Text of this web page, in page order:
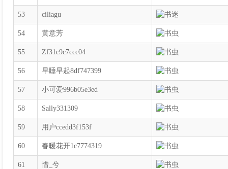
53 ciliagu
54 黄意芳
55 Zf31c9c7ccc04
56 早睡早起8df747399
57 小可爱996b05e3ed
58 Sally331309
59 用户ccedd3f153f
60 春暖花开1c7774319
61 惜_兮